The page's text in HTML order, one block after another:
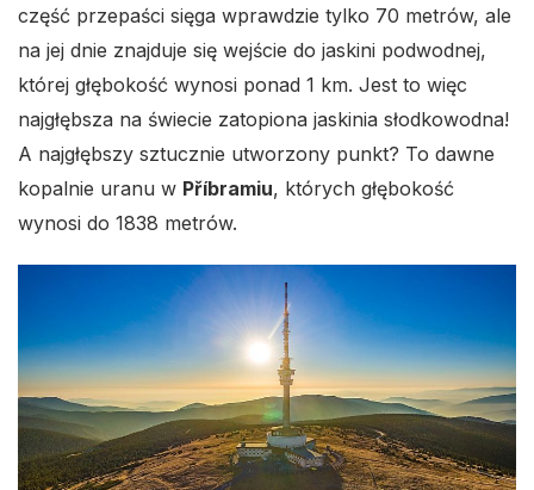
część przepaści sięga wprawdzie tylko 70 metrów, ale
na jej dnie znajduje się wejście do jaskini podwodnej,
której głębokość wynosi ponad 1 km. Jest to więc
najgłębsza na świecie zatopiona jaskinia słodkowodna!
A najgłębszy sztucznie utworzony punkt? To dawne
kopalnie uranu w Příbramiu, których głębokość
wynosi do 1838 metrów.